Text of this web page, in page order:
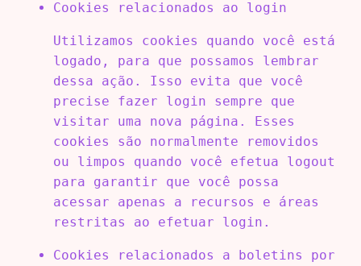
Cookies relacionados ao login
Utilizamos cookies quando você está
logado, para que possamos lembrar
dessa ação. Isso evita que você
precise fazer login sempre que
visitar uma nova página. Esses
cookies são normalmente removidos
ou limpos quando você efetua logout
para garantir que você possa
acessar apenas a recursos e áreas
restritas ao efetuar login.
Cookies relacionados a boletins por